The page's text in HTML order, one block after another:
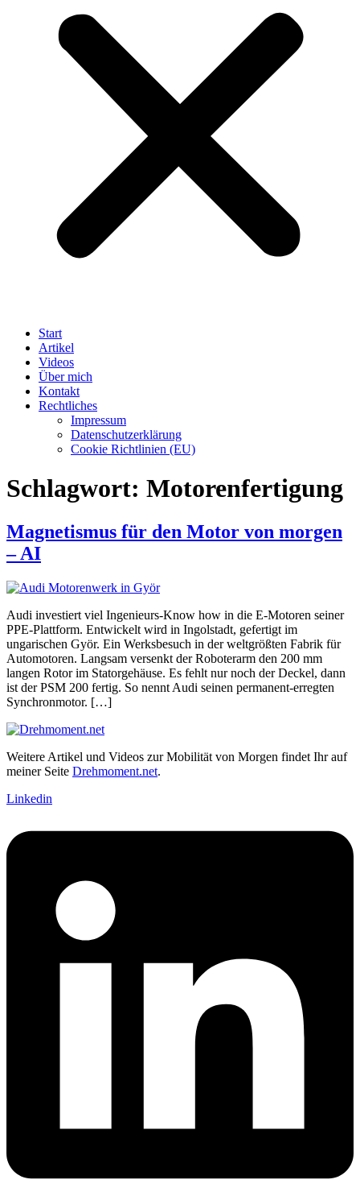
Start
Artikel
Videos
Über mich
Kontakt
Rechtliches
Impressum
Datenschutzerklärung
Cookie Richtlinien (EU)
Schlagwort: Motorenfertigung
Magnetismus für den Motor von morgen
– AI
Audi investiert viel Ingenieurs-Know how in die E-Motoren seiner
PPE-Plattform. Entwickelt wird in Ingolstadt, gefertigt im
ungarischen Györ. Ein Werksbesuch in der weltgrößten Fabrik für
Automotoren. Langsam versenkt der Roboterarm den 200 mm
langen Rotor im Statorgehäuse. Es fehlt nur noch der Deckel, dann
ist der PSM 200 fertig. So nennt Audi seinen permanent-erregten
Synchronmotor. […]
Weitere Artikel und Videos zur Mobilität von Morgen findet Ihr auf
meiner Seite Drehmoment.net.
Linkedin